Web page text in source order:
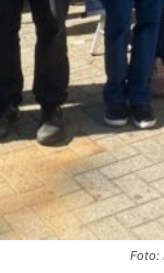
Foto: